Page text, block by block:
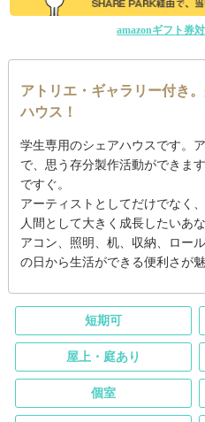
amazonギフト券
アトリエ・ギャラリー付き
ハウス！
学生専用のシェアハウスです。
で、思う存分製作活動ができま
ですぐ。
アーティストとしてだけでなく
人間として大きく成長したいあ
アコン、照明、机、収納、ロー
の日から生活ができる便利さが魅
短期可
屋上・庭あり
個室